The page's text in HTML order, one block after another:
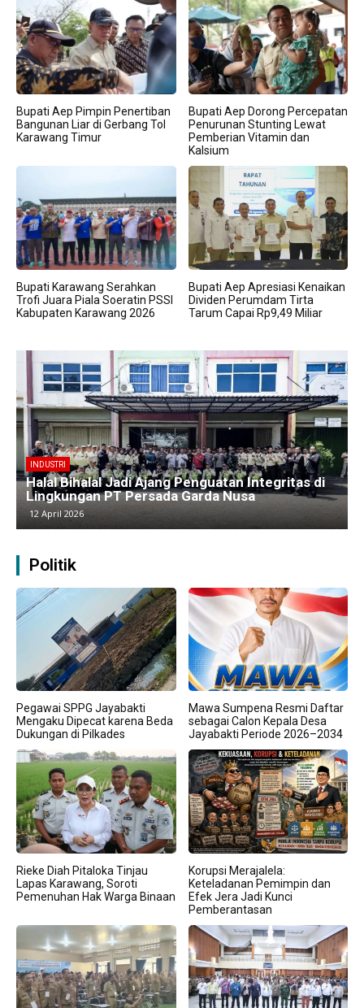
Bupati Aep Pimpin Penertiban
Bangunan Liar di Gerbang Tol
Karawang Timur
Bupati Aep Dorong Percepatan
Penurunan Stunting Lewat
Pemberian Vitamin dan
Kalsium
Bupati Karawang Serahkan
Trofi Juara Piala Soeratin PSSI
Kabupaten Karawang 2026
Bupati Aep Apresiasi Kenaikan
Dividen Perumdam Tirta
Tarum Capai Rp9,49 Miliar
BERITA
Kawasan Industri Cikarang Kembali Padat,
Produksi dan Logistik Beroperasi Penuh”
9 April 2026
Politik
Pegawai SPPG Jayabakti
Mengaku Dipecat karena Beda
Dukungan di Pilkades
Mawa Sumpena Resmi Daftar
sebagai Calon Kepala Desa
Jayabakti Periode 2026–2034
Rieke Diah Pitaloka Tinjau
Lapas Karawang, Soroti
Pemenuhan Hak Warga Binaan
Korupsi Merajalela:
Keteladanan Pemimpin dan
Efek Jera Jadi Kunci
Pemberantasan